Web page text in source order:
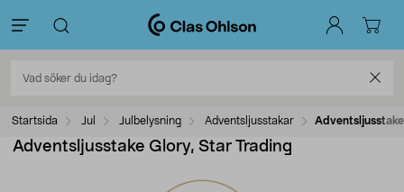
Startsida Jul Julbelysning Adventsljusstakar
Adventsljusstake Glory, Star Trading